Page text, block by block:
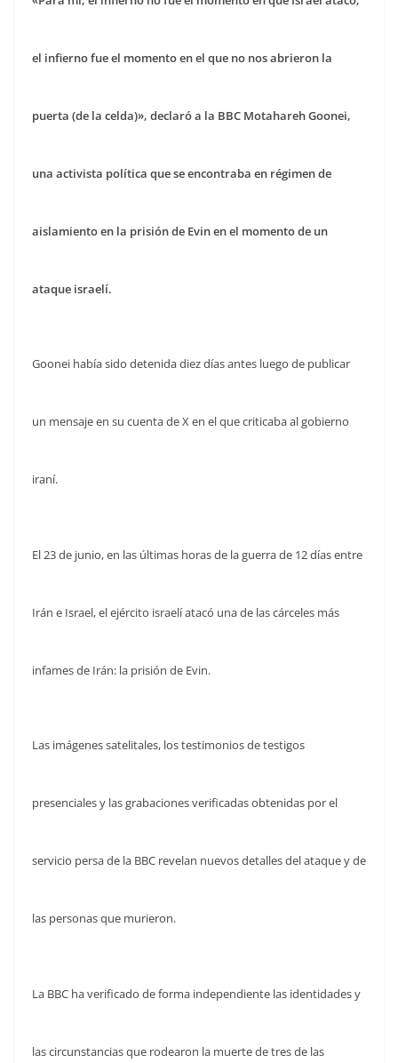
el infierno fue el momento en el que no nos abrieron la
puerta (de la celda)», declaró a la BBC Motahareh Goonei,
una activista política que se encontraba en régimen de
aislamiento en la prisión de Evin en el momento de un
ataque israelí.
Goonei había sido detenida diez días antes luego de publicar
un mensaje en su cuenta de X en el que criticaba al gobierno
iraní.
El 23 de junio, en las últimas horas de la guerra de 12 días entre
Irán e Israel, el ejército israelí atacó una de las cárceles más
infames de Irán: la prisión de Evin.
Las imágenes satelitales, los testimonios de testigos
presenciales y las grabaciones verificadas obtenidas por el
servicio persa de la BBC revelan nuevos detalles del ataque y de
las personas que murieron.
La BBC ha verificado de forma independiente las identidades y
las circunstancias que rodearon la muerte de tres de las